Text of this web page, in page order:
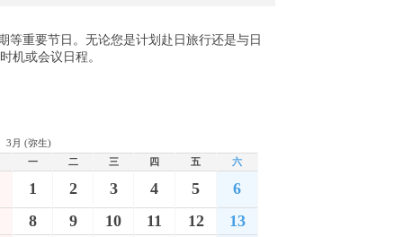
等重要节日。无论您是计划赴日旅行还是与日
机或会议日程。
3月 (弥生)
一 二 三 四 五 六
1 2 3 4 5
6
8 9 10 11 12
13